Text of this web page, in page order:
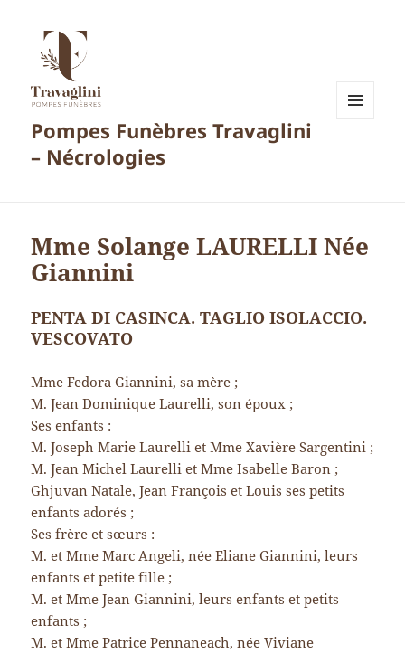
Pompes Funèbres Travaglini
– Nécrologies
Mme Solange LAURELLI Née
Giannini
PENTA DI CASINCA. TAGLIO ISOLACCIO.
VESCOVATO
Mme Fedora Giannini, sa mère ;
M. Jean Dominique Laurelli, son époux ;
Ses enfants :
M. Joseph Marie Laurelli et Mme Xavière Sargentini ;
M. Jean Michel Laurelli et Mme Isabelle Baron ;
Ghjuvan Natale, Jean François et Louis ses petits
enfants adorés ;
Ses frère et sœurs :
M. et Mme Marc Angeli, née Eliane Giannini, leurs
enfants et petite fille ;
M. et Mme Jean Giannini, leurs enfants et petits
enfants ;
M. et Mme Patrice Pennaneach, née Viviane